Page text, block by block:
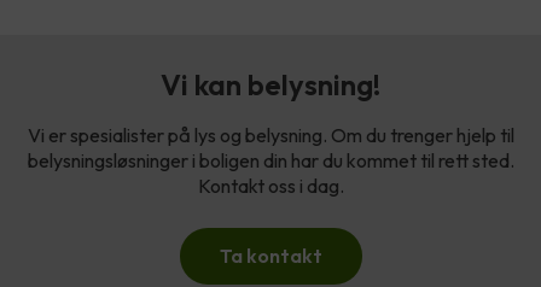
Vi kan belysning!
Vi er spesialister på lys og belysning. Om du trenger hjelp til
belysningsløsninger i boligen din har du kommet til rett sted.
Kontakt oss i dag.
Ta kontakt